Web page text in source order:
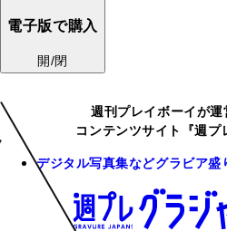
電子版で購入
開/閉
週刊プレイボーイが運
コンテンツサイト『週プ
デジタル写真集などグラビア盛